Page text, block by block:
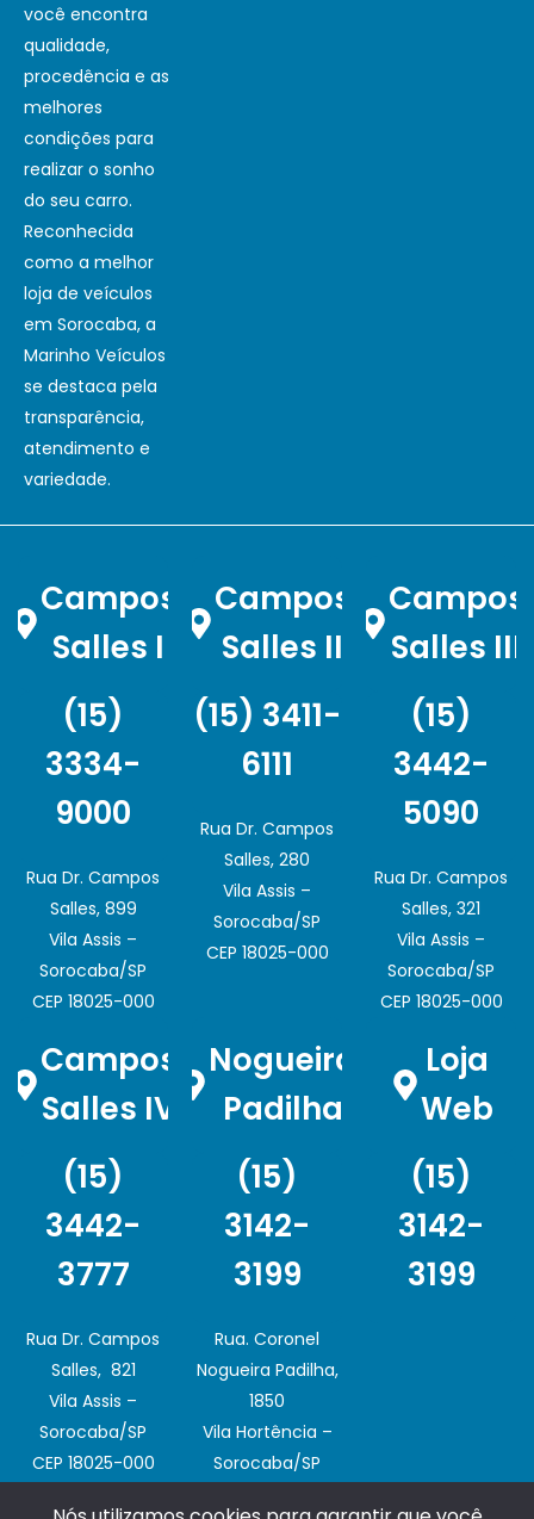
você encontra
qualidade,
procedência e as
melhores
condições para
realizar o sonho
do seu carro.
Reconhecida
como a melhor
loja de veículos
em Sorocaba, a
Marinho Veículos
se destaca pela
transparência,
atendimento e
variedade.
Campos
Salles I
(15)
3334-
9000
Rua Dr. Campos
Salles, 899
Vila Assis –
Sorocaba/SP
CEP 18025-000
Campos
Salles II
(15) 3411-
6111
Rua Dr. Campos
Salles, 280
Vila Assis –
Sorocaba/SP
CEP 18025-000
Campos
Salles III
(15)
3442-
5090
Rua Dr. Campos
Salles, 321
Vila Assis –
Sorocaba/SP
CEP 18025-000
Campos
Salles IV
(15)
3442-
3777
Rua Dr. Campos
Salles, 821
Vila Assis –
Sorocaba/SP
CEP 18025-000
Nogueira
Padilha
(15)
3142-
3199
Rua. Coronel
Nogueira Padilha,
1850
Vila Hortência –
Sorocaba/SP
Loja
Web
(15)
3142-
3199